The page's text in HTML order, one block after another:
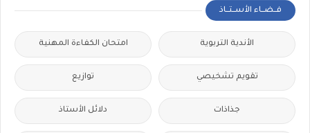
فــضــاء الأســتــاذ
الأندية التربوية امتحان الكفاءة المهنية
تقويم تشخيصي توازيع
جذاذات دلائل الأستاذ